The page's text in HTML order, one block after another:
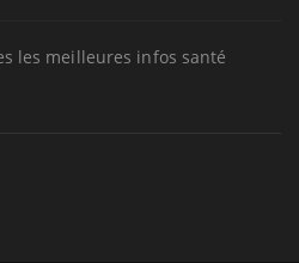
les meilleures infos santé